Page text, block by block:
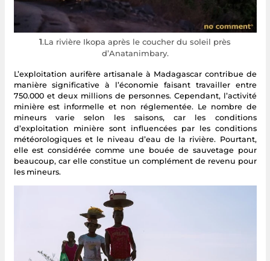
1.La rivière Ikopa après le coucher du soleil près
d’Anatanimbary.
L’exploitation aurifère artisanale à Madagascar contribue de
manière significative à l’économie faisant travailler entre
750.000 et deux millions de personnes. Cependant, l’activité
minière est informelle et non réglementée. Le nombre de
mineurs varie selon les saisons, car les conditions
d’exploitation minière sont influencées par les conditions
météorologiques et le niveau d’eau de la rivière. Pourtant,
elle est considérée comme une bouée de sauvetage pour
beaucoup, car elle constitue un complément de revenu pour
les mineurs.